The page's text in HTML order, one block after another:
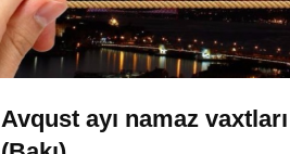
Avqust ayı namaz vaxtları